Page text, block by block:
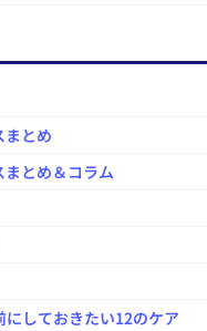
まとめ
とめ＆コラム
しておきたい12のケア